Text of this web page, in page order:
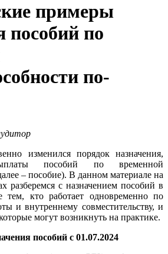
примеры
пособий по
по-
изменился порядок назначения,
пособий по временной
– пособие). В данном материале на
разберемся с назначением пособий в
тем, кто работает одновременно по
и внутреннему совместительству, и
могут возникнуть на практике.
пособий с 01.07.2024